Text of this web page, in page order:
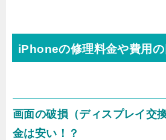
iPhoneの修理料金や費用の
画面の破損（ディスプレイ交
金は安い！？